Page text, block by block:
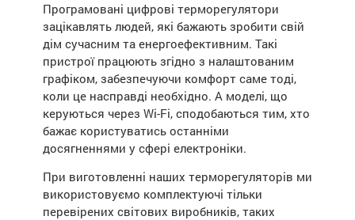
Програмовані цифрові терморегулятори
зацікавлять людей, які бажають зробити свій
дім сучасним та енергоефективним. Такі
пристрої працюють згідно з налаштованим
графіком, забезпечуючи комфорт саме тоді,
коли це насправді необхідно. А моделі, що
керуються через Wi-Fi, сподобаються тим, хто
бажає користуватись останніми
досягненнями у сфері електроніки.
При виготовленні наших терморегуляторів ми
використовуємо комплектуючі тільки
перевірених світових виробників, таких